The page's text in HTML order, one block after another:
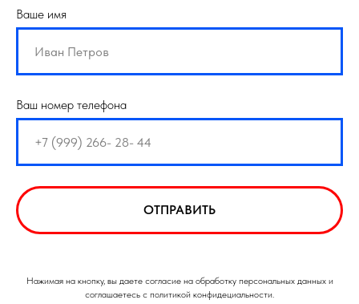
Ваше имя
Ваш номер телефона
ОТПРАВИТЬ
Нажимая на кнопку, вы даете согласие на обработку персональных данных и
соглашаетесь с политикой конфидециальности.